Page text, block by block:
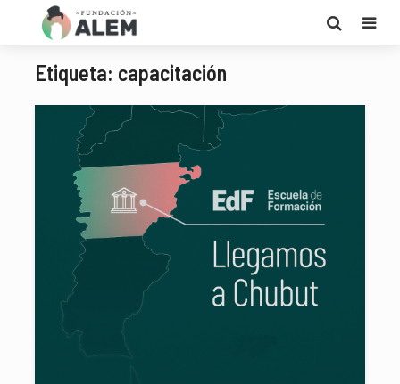
Etiqueta: capacitación